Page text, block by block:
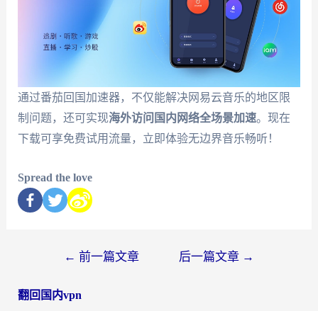
通过番茄回国加速器，不仅能解决网易云音乐的地区限
制问题，还可实现海外访问国内网络全场景加速。现在
下载可享免费试用流量，立即体验无边界音乐畅听！
Spread the love
← 前一篇文章 后一篇文章 →
翻回国内vpn